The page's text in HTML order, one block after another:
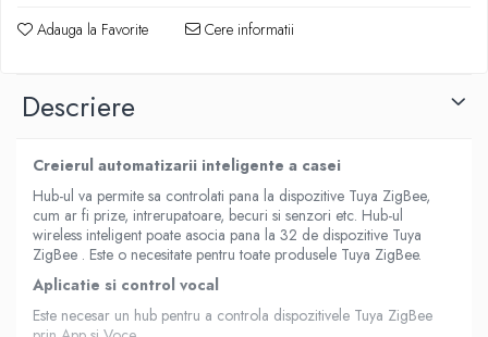
Adauga la Favorite Cere informatii
Descriere
Creierul automatizarii inteligente a casei
Hub-ul va permite sa controlati pana la dispozitive Tuya ZigBee,
cum ar fi prize, intrerupatoare, becuri si senzori etc. Hub-ul
wireless inteligent poate asocia pana la 32 de dispozitive Tuya
ZigBee . Este o necesitate pentru toate produsele Tuya ZigBee.
Aplicatie si control vocal
Este necesar un hub pentru a controla dispozitivele Tuya ZigBee